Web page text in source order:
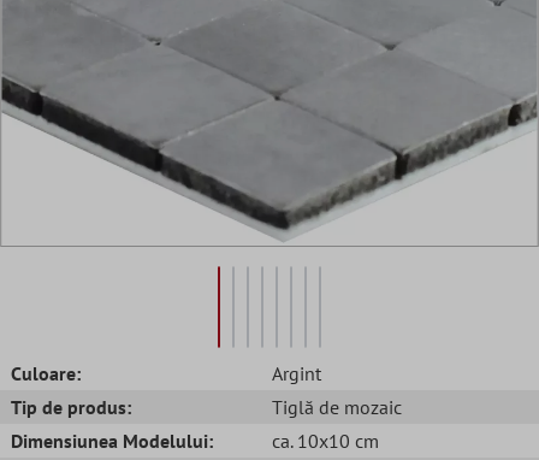
Culoare:
Argint
Tip de produs:
Tiglă de mozaic
Dimensiunea Modelului:
ca. 10x10 cm